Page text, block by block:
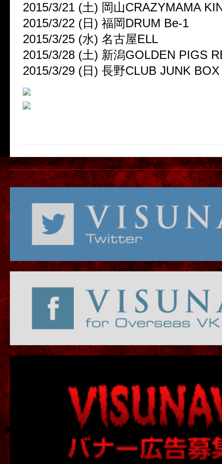
2015/3/21 (土) 岡山CRAZYMAMA
2015/3/22 (日) 福岡DRUM Be-1
2015/3/25 (水) 名古屋ELL
2015/3/28 (土) 新潟GOLDEN PIGS
2015/3/29 (日) 長野CLUB JUNK BOX